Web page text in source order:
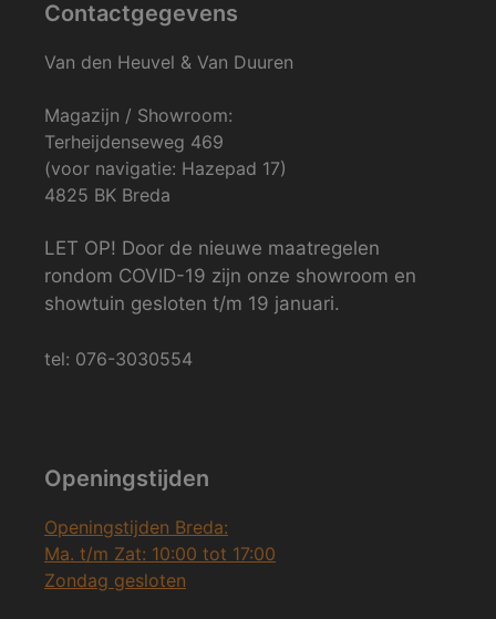
Contactgegevens
Van den Heuvel & Van Duuren
Magazijn / Showroom:
Terheijdenseweg 469
(voor navigatie: Hazepad 17)
4825 BK Breda
LET OP! Door de nieuwe maatregelen
rondom COVID-19 zijn onze showroom en
showtuin gesloten t/m 19 januari.
tel: 076-3030554
Openingstijden
Openingstijden Breda:
Ma. t/m Zat: 10:00 tot 17:00
Zondag gesloten